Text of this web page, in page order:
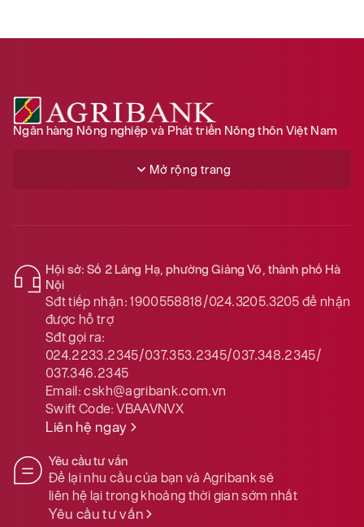
Ngân hàng Nông nghiệp và Phát triển Nông thôn Việt Nam
Mở rộng trang
Hội sở: Số 2 Láng Hạ, phường Giảng Võ, thành phố Hà
Nội
Sđt tiếp nhận: 1900558818/024.3205.3205để nhận
được hỗ trợ
Sđt gọi ra:
024.2233.2345/037.353.2345/037.348.2345/
037.346.2345
Email:cskh@agribank.com.vn
Swift Code:VBAAVNVX
Liên hệ ngay
Yêu cầu tư vấn
Để lại nhu cầu của bạn và Agribank sẽ
liên hệ lại trong khoảng thời gian sớm nhất
Yêu cầu tư vấn